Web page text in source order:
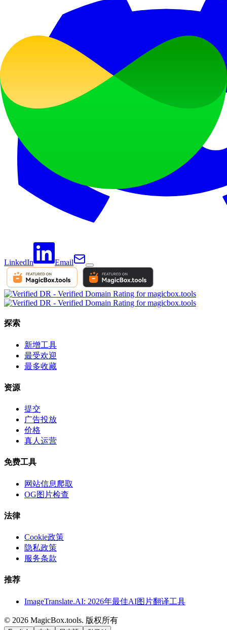
LinkedIn Email
探索
新增工具
最受欢迎
最多收藏
资源
提交
广告投放
价格
真人运营
免费工具
网站信息爬取
OG图片检查
法律
Cookie政策
隐私政策
服务条款
推荐
ImageTranslate.AI: 2026年最佳AI图片翻译工具
© 2026 MagicBox.tools. 版权所有